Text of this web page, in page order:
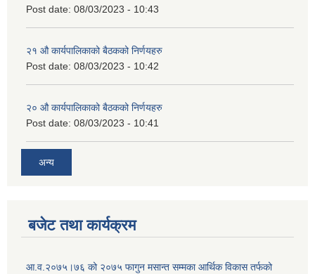
Post date: 08/03/2023 - 10:43
२‍१ औ कार्यपालिकाको बैठकको निर्णयहरु
Post date: 08/03/2023 - 10:42
२‍० औ कार्यपालिकाको बैठकको निर्णयहरु
Post date: 08/03/2023 - 10:41
अन्य
बजेट तथा कार्यक्रम
आ.व.२०७५।७६ को २०७५ फागुन मसान्त सम्मका आर्थिक विकास तर्फको